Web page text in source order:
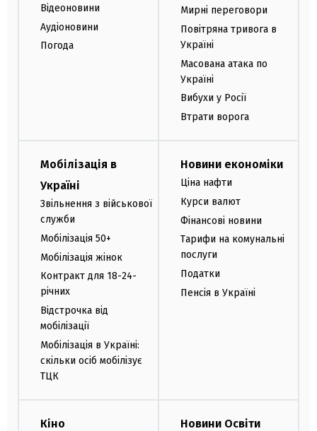
Відеоновини
Аудіоновини
Погода
Мирні переговори
Повітряна тривога в
Україні
Масована атака по
Україні
Вибухи у Росії
Втрати ворога
Мобілізація в
Україні
Звільнення з військової
служби
Мобілізація 50+
Мобілізація жінок
Контракт для 18-24-
річних
Відстрочка від
мобілізації
Мобілізація в Україні:
скільки осіб мобілізує
ТЦК
Новини економіки
Ціна нафти
Курси валют
Фінансові новини
Тарифи на комунальні
послуги
Податки
Пенсія в Україні
Кіно Новини Освіти